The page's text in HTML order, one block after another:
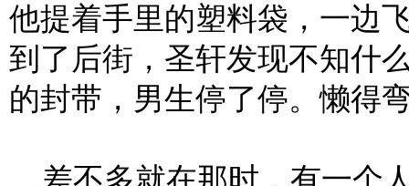
他提着手里的塑料袋，一边
到了后街，圣轩发现不知什
的封带，男生停了停。懒得
差不多就在那时，有一个